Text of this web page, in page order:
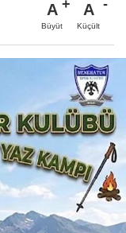
A
Büyüt
A
Küçült